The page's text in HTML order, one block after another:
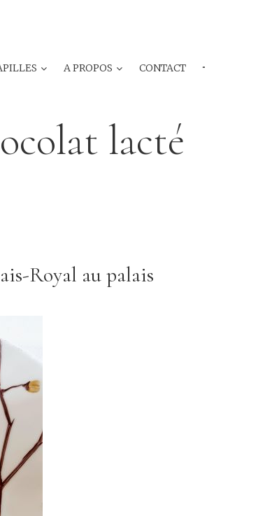
A PROPOS CONTACT ···
lacté
Royal au palais